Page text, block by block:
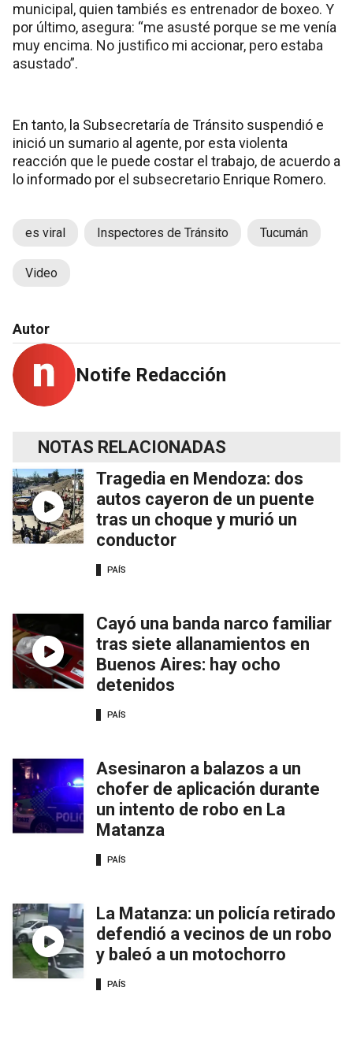
municipal, quien tambiés es entrenador de boxeo. Y
por último, asegura: “me asusté porque se me venía
muy encima. No justifico mi accionar, pero estaba
asustado”.
En tanto, la Subsecretaría de Tránsito suspendió e
inició un sumario al agente, por esta violenta
reacción que le puede costar el trabajo, de acuerdo a
lo informado por el subsecretario Enrique Romero.
es viral Inspectores de Tránsito Tucumán
Video
Autor
Notife Redacción
NOTAS RELACIONADAS
Tragedia en Mendoza: dos
autos cayeron de un puente
tras un choque y murió un
conductor
PAÍS
Cayó una banda narco familiar
tras siete allanamientos en
Buenos Aires: hay ocho
detenidos
PAÍS
Asesinaron a balazos a un
chofer de aplicación durante
un intento de robo en La
Matanza
PAÍS
La Matanza: un policía retirado
defendió a vecinos de un robo
y baleó a un motochorro
PAÍS